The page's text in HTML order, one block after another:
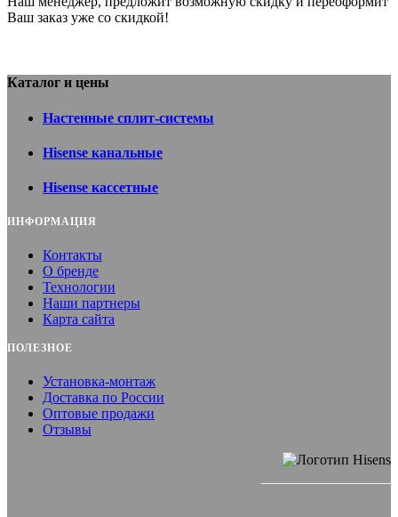
Ваш заказ уже со скидкой!
Каталог и цены
Настенные сплит-системы
Hisense канальные
Hisense кассетные
ИНФОРМАЦИЯ
Контакты
О бренде
Технологии
Наши партнеры
Карта сайта
ПОЛЕЗНОЕ
Установка-монтаж
Доставка по России
Оптовые продажи
Отзывы